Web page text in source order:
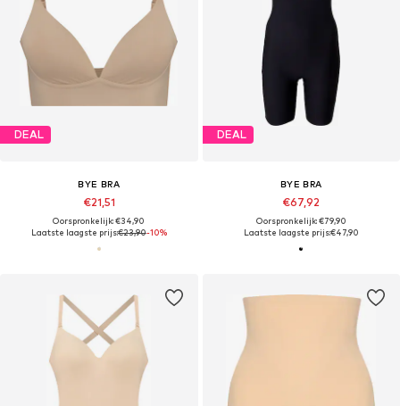
DEAL
BYE BRA
€21,51
Oorspronkelijk: €34,90
Laatste laagste prijs:€23,90-10%
DEAL
BYE BRA
€67,92
Oorspronkelijk: €79,90
Laatste laagste prijs:€47,90